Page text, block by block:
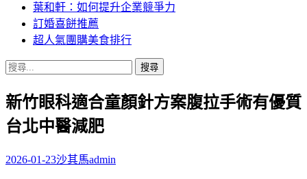
葉和軒：如何提升企業競爭力
訂婚喜餅推薦
超人氣團購美食排行
搜
關
鍵
字:
新竹眼科適合童顏針方案腹拉手術有優質
台北中醫減肥
2026-01-23沙其馬admin